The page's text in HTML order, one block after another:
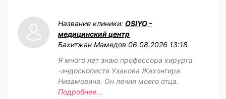
Название клиники: OSIYO -
медицинский центр
Бахитжан Мамедов 06.08.2026 13:18
Я много лет знаю профессора хирурга
-эндоскописта Узакова Жахонгира
Низамовича. Он лечил моего отца.
Подробнее...